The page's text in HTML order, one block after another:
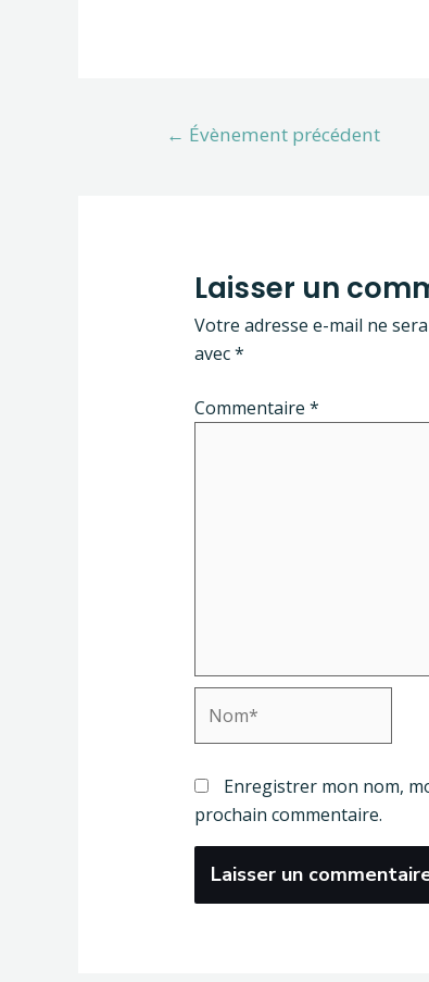
← Évènement précédent
Laisser un
Votre adresse e-mail ne
avec*
Commentaire *
Enregistrer mon nom,
prochain commentaire.